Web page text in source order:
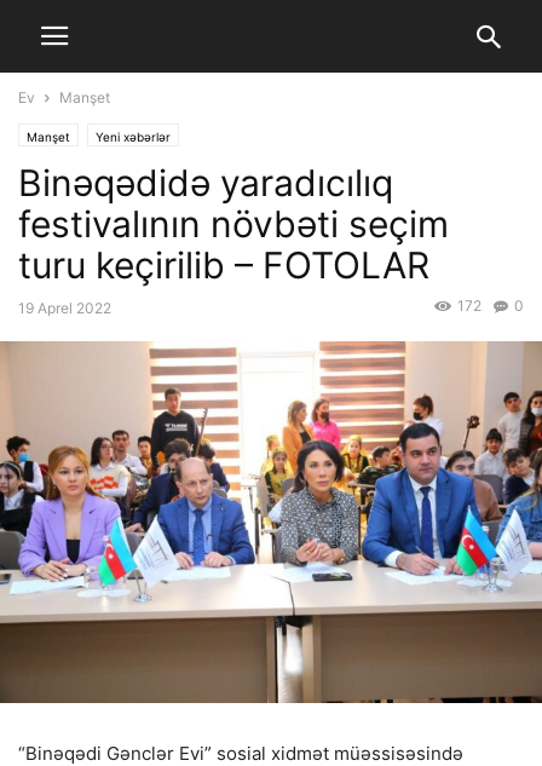
Ev Manşet
Manşet Yeni xəbərlər
Binəqədidə yaradıcılıq
festivalının növbəti seçim
turu keçirilib – FOTOLAR
19 Aprel 2022 0
172
“Binəqədi Gənclər Evi” sosial xidmət müəssisəsində